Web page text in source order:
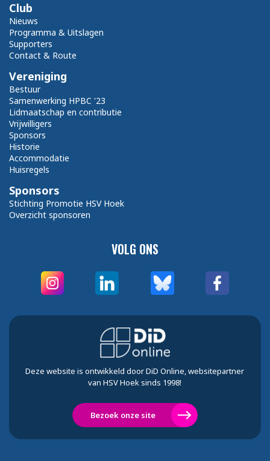
VOLG ONS
Club
Nieuws
Programma & Uitslagen
Supporters
Contact & Route
Vereniging
Bestuur
Samenwerking HPBC '23
Lidmaatschap en contributie
Vrijwilligers
Sponsors
Historie
Accommodatie
Huisregels
Sponsors
Stichting Promotie HSV Hoek
Overzicht sponsoren
Deze website is ontwikkeld door DiD Online, websitepartner
van HSV Hoek sinds 1998!
Bezoek onze site